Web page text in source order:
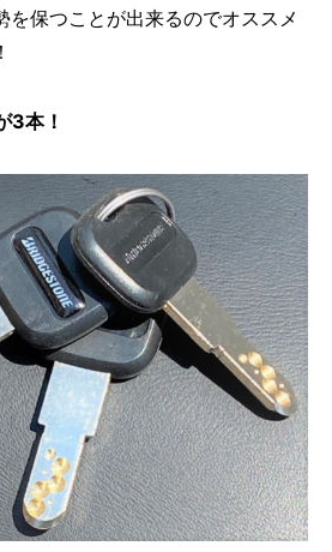
を保つことが出来るのでオススメ
3本！